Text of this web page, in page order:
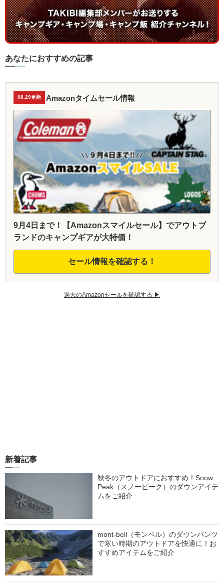
あなたにおすすめの記事
08.29更新 Amazonタイムセール情報
9月4日まで！【Amazonスマイルセール】でアウトブ
ランドのキャンプギアが大特価！
セール情報を確認する！
過去のAmazonセールを確認する ▶︎
新着記事
秋冬のアウトドアにおすすめ！Snow
Peak（スノーピーク）のダウンアイテ
ムをご紹介
mont-bell（モンベル）のダウンパンツ
で寒い時期のアウトドアを快適に！お
すすめアイテムをご紹介